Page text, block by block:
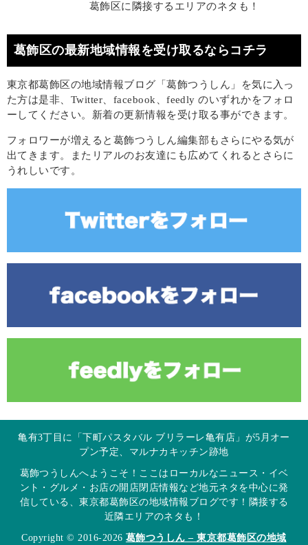
葛飾区に隣接するエリアのネタも！
葛飾区の最新地域情報を受け取るならコチラ
東京都葛飾区の地域情報ブログ「葛飾つうしん」を気に入っ
た方は是非、Twitter、facebook、feedly のいずれかをフォロ
ーしてください。新着の更新情報を受け取る事ができます。
フォロワーが増えると葛飾つうしん編集部もさらにやる気が
出てきます。またリアルのお友達にも広めてくれるとさらに
うれしいです。
亀有3丁目に「下町パスタバル ブリラーレ亀有店」が5月オー
プン予定、マルナカキッチン跡地
葛飾つうしんへようこそ！ここはローカルなニュース・イベ
ント・グルメ・お店の開店閉店情報など地元ネタを中心に発
信している、東京都葛飾区の地域情報ブログです！隣接する
近隣エリアのネタも！
Copyright © 2016-2026 葛飾つうしん – 東京都葛飾区の地域